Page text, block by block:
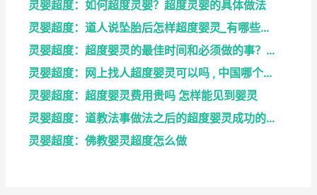
灵婴超度：如何超度灵婴？超度灵婴的具体做法
灵婴超度：道人说坠胎后怎样超度婴灵_有哪些方法可
灵婴超度：超度婴灵的最佳时间和必须做的事？婴灵超度...
灵婴超度：网上找人超度婴灵可以吗 , 中国哪个寺庙...
灵婴超度：超度婴灵费用贵吗 怎样能见到婴灵
灵婴超度：道教法事做法之后的超度婴灵成功的征兆
灵婴超度：佛教婴灵超度怎么做